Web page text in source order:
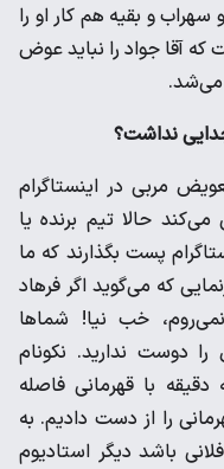
و بقیه هم کار او را
آقا جواد را نباید عوض
می‌شد.
نداشت؟
مربی در اینستاگرام
حالا تیم برنده یا
پست بگذارند که ما
که می‌گوید اگر فرهاد
خب نیا! شماها
دوست ندارید. نکونام
با قهرمانی فاصله
را از دست دادیم. به
باشد دیگر استادیوم